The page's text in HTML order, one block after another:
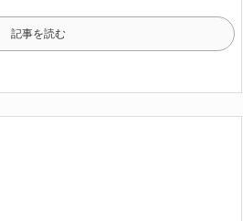
記事を読む